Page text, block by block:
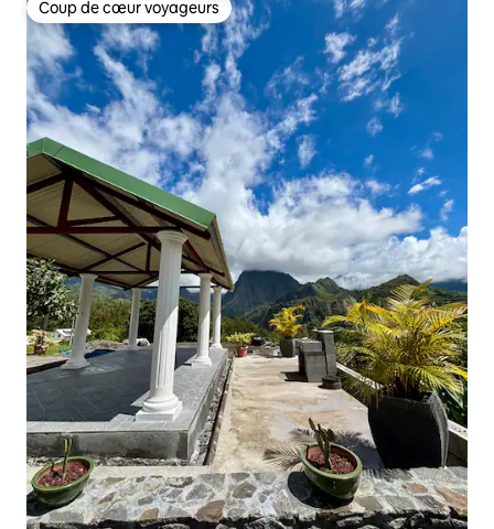
Coup de cœur voyageurs
Coup de cœur voyageurs